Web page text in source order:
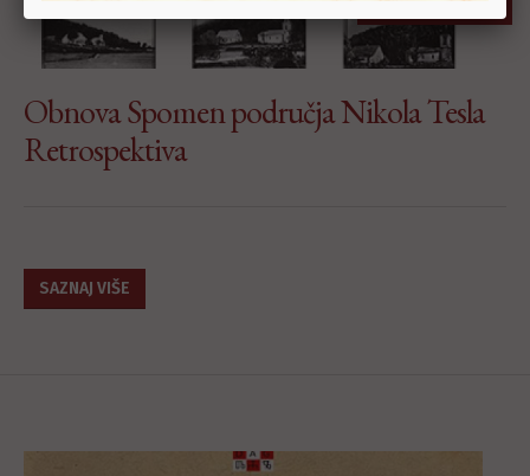
Obnova Spomen područja Nikola Tesla
Retrospektiva
SAZNAJ VIŠE